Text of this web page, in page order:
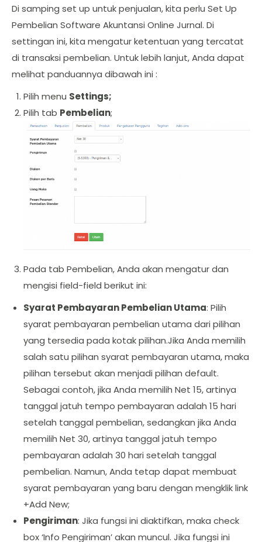
Di samping set up untuk penjualan, kita perlu Set Up
Pembelian Software Akuntansi Online Jurnal. Di
settingan ini, kita mengatur ketentuan yang tercatat
di transaksi pembelian. Untuk lebih lanjut, Anda dapat
melihat panduannya dibawah ini :
Pilih menu Settings;
Pilih tab Pembelian;
Pada tab Pembelian, Anda akan mengatur dan
mengisi field-field berikut ini:
Syarat Pembayaran Pembelian Utama: Pilih
syarat pembayaran pembelian utama dari pilihan
yang tersedia pada kotak pilihan.Jika Anda memilih
salah satu pilihan syarat pembayaran utama, maka
pilihan tersebut akan menjadi pilihan default.
Sebagai contoh, jika Anda memilih Net 15, artinya
tanggal jatuh tempo pembayaran adalah 15 hari
setelah tanggal pembelian, sedangkan jika Anda
memilih Net 30, artinya tanggal jatuh tempo
pembayaran adalah 30 hari setelah tanggal
pembelian. Namun, Anda tetap dapat membuat
syarat pembayaran yang baru dengan mengklik link
+Add New;
Pengiriman: Jika fungsi ini diaktifkan, maka check
box ‘Info Pengiriman’ akan muncul. Jika fungsi ini